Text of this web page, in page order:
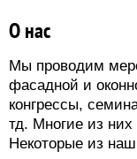
О нас
Мы проводим
фасадной и
конгрессы,
тд. Многие из
Некоторые из